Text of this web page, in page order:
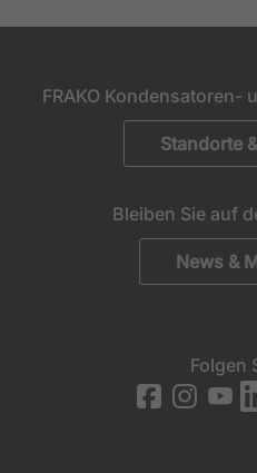
FRAKO Kondensatoren-
Standorte
Bleiben Sie auf
News &
Folgen